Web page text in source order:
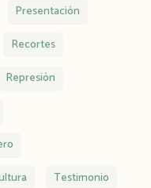
Presentación
Recortes
Represión
Testimonio